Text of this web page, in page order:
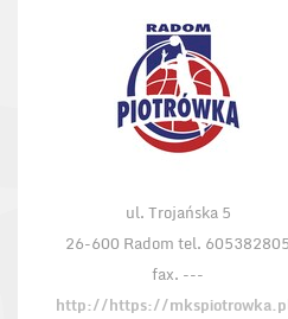
ul. Trojańska 5
26-600 Radom tel. 605382805
fax. ---
http://https://